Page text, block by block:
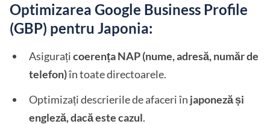
Optimizarea Google Business Profile
(GBP) pentru Japonia:
Asigurațicoerența NAP (nume, adresă, număr de
telefon)în toate directoarele.
Optimizați descrierile de afaceri în japoneză și
engleză, dacă este cazul.